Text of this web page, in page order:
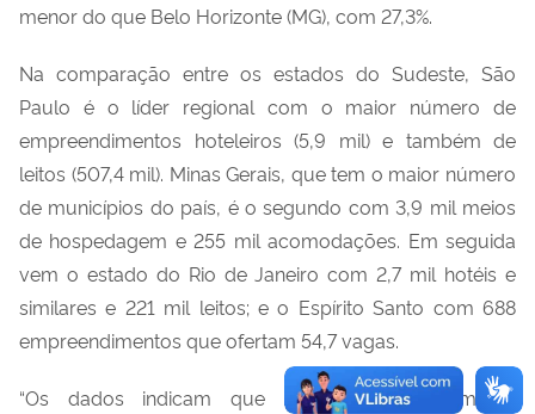
menor do que Belo Horizonte (MG), com 27,3%.
Na comparação entre os estados do Sudeste, São
Paulo é o líder regional com o maior número de
empreendimentos hoteleiros (5,9 mil) e também de
leitos (507,4 mil). Minas Gerais, que tem o maior número
de municípios do país, é o segundo com 3,9 mil meios
de hospedagem e 255 mil acomodações. Em seguida
vem o estado do Rio de Janeiro com 2,7 mil hotéis e
similares e 221 mil leitos; e o Espírito Santo com 688
empreendimentos que ofertam 54,7 vagas.
“Os dados indicam que houve um crescimento